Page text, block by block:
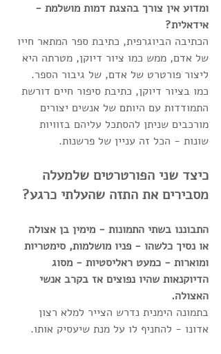
ומדוע אין צורך בהצגת דמות מושלמת -
אידאלית?
הכתיבה הביוגרפית, כתיבת ספר המתאר חייו
של אדם, ממש כמו ציור דיוקן, מטרתה היא
ליצור פורטרט של אדם, של גיבור הספר.
כמו בציור דיוקן, כתיבת סיפור חיים דורשת
התמודדות עם היותם של אנשים יצורים
מורכבים שניתן להסתכל עליהם בזוויות
שונות - הכל זה עניין של פרשנות.
כיצד שני הפורטרטים שלמעלה
מסבירים את התזה שהעלתי כרגע?
התבוננו בשתי התמונות - מימין בן אצולה
או נסיך כלשהו - פניו מושלמות, סימטריות
ומוארות - כמעט ראליסטיות - מסוג
הדיוקנאות שהיו נפוצים אז בקרב אנשי
האצולה.
בתמונה הימנית נדרש הצייר למלא רצון
אדונו - להחניף לו על מנת שיעסיק אותו.